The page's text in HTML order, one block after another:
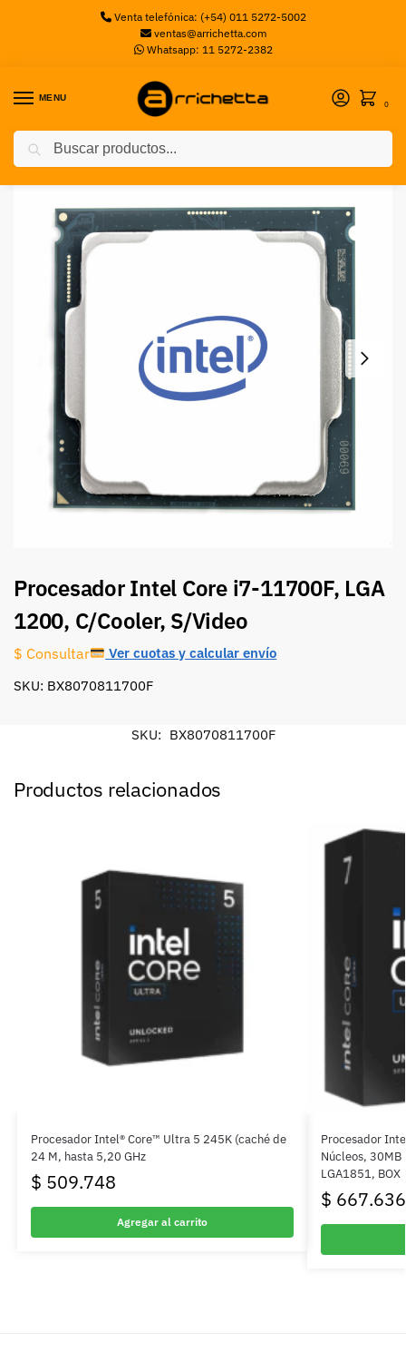
Venta telefónica: (+54) 011 5272-5002
ventas@arrichetta.com
Whatsapp: 11 5272-2382
MENU
0
Inicio Procesadores Intel / Procesador Intel Core i7-11700F, LGA 1200, C/Cooler, S/Video
Procesador Intel Core i7-11700F, LGA
1200, C/Cooler, S/Video
$ Consultar Ver cuotas y calcular envío
SKU: BX8070811700F
SKU: BX8070811700F
Productos relacionados
Procesador Intel® Core™ Ultra 5 245K (caché de
24 M, hasta 5,20 GHz
$ 509.748
Agregar al carrito
Procesador
Núcleos, 30MB
LGA1851, BOX
$ 667.636